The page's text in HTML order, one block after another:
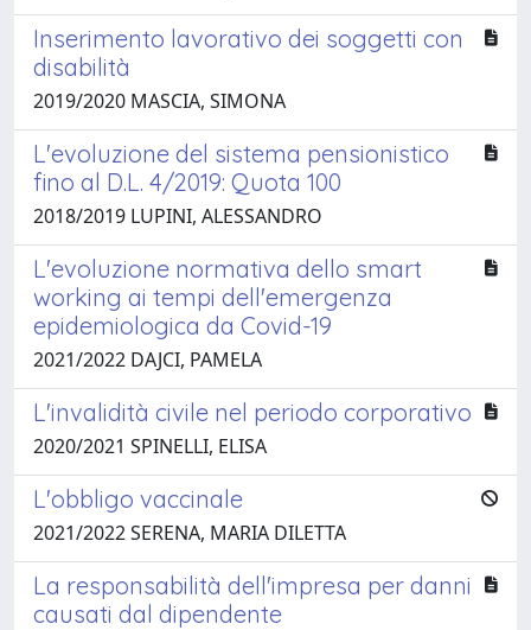
Inserimento lavorativo dei soggetti con
disabilità
2019/2020 MASCIA, SIMONA
L'evoluzione del sistema pensionistico
fino al D.L. 4/2019: Quota 100
2018/2019 LUPINI, ALESSANDRO
L'evoluzione normativa dello smart
working ai tempi dell'emergenza
epidemiologica da Covid-19
2021/2022 DAJCI, PAMELA
L'invalidità civile nel periodo corporativo
2020/2021 SPINELLI, ELISA
L'obbligo vaccinale
2021/2022 SERENA, MARIA DILETTA
La responsabilità dell'impresa per danni
causati dal dipendente